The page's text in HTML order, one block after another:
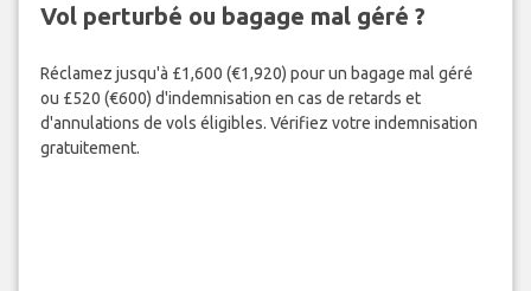
Vol perturbé ou bagage mal géré ?
Réclamez jusqu'à £1,600 (€1,920) pour un bagage mal géré
ou £520 (€600) d'indemnisation en cas de retards et
d'annulations de vols éligibles. Vérifiez votre indemnisation
gratuitement.